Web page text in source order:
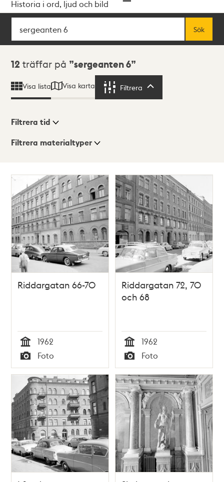
Historia i ord, ljud och bild
Sök
Sök
Sökresultat
12 träffar på sergeanten 6
Visa lista Visa karta Filtrera
Visningsläge
Lista
Karta
Filtrera tid
Filtrera materialtyper
träffar
Riddargatan 66-70
Tid
1962
Typ
Foto
Riddargatan 72, 70
och 68
Tid
1962
Typ
Foto